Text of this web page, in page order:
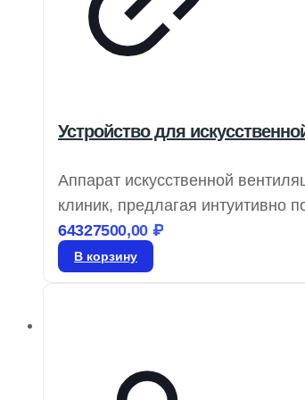
Устройство для
Аппарат искусственной
клиник, предлагая интуитивно
нагрузки. Stellar
респираторные потребности и
64327500,00 ₽
В корзину